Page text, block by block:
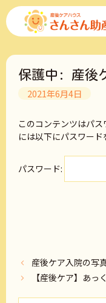
コ
ン
ツ
保護中: 産後
2021年6月4日
このコンテンツはパ
には以下にパスワード
パスワード:
産後ケア入院の写
【産後ケア】あ